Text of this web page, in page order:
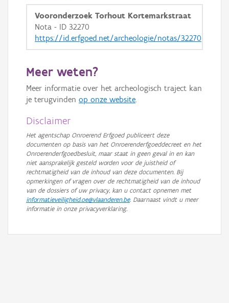
Vooronderzoek Torhout Kortemarkstraat
Nota - ID 32270
https://id.erfgoed.net/archeologie/notas/32270
Meer weten?
Meer informatie over het archeologisch traject kan
je terugvinden op onze website.
Disclaimer
Het agentschap Onroerend Erfgoed publiceert deze
documenten op basis van het Onroerenderfgoeddecreet en het
Onroerenderfgoedbesluit, maar staat in geen geval in en kan
niet aansprakelijk gesteld worden voor de juistheid of
rechtmatigheid van de inhoud van deze documenten. Bij
opmerkingen of vragen over de rechtmatigheid van de inhoud
van de dossiers of uw privacy, kan u contact opnemen met
informatieveiligheid.oe@vlaanderen.be. Daarnaast vindt u meer
informatie in onze privacyverklaring.